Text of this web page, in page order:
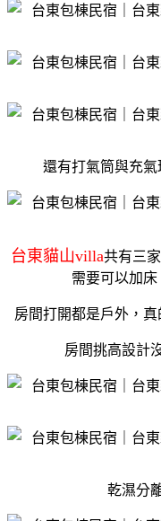
還有打氣筒與充氣
台東貓山villa共有三
需要可以加
房間打開都是戶外，
房間挑高設計
乾濕分